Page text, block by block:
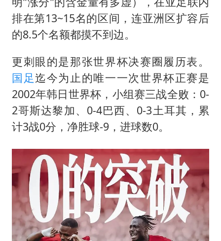
排在第13~15名的区间，连亚洲区扩容后
的8.5个名额都摸不到边。
更刺眼的是那张世界杯决赛圈履历表。
国足迄今为止的唯一一次世界杯正赛是
2002年韩日世界杯，小组赛三战全败：0-
2哥斯达黎加、0-4巴西、0-3土耳其，累
计3战0分，净胜球-9，进球数0。